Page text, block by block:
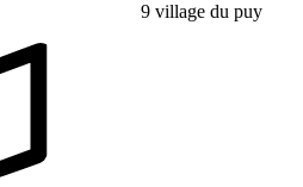
9 village du puy